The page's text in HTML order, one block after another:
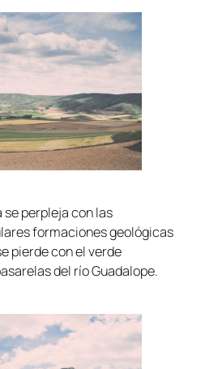
perpleja con las
formaciones geológicas
pierde con el verde
del río Guadalope.